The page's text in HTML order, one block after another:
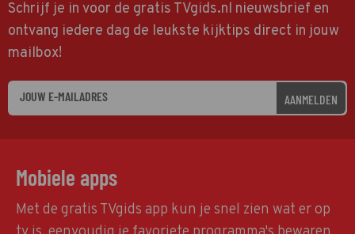
Schrijf je in voor de gratis TVgids.nl nieuwsbrief en
ontvang iedere dag de leukste kijktips direct in jouw
mailbox!
AANMELDEN
Mobiele apps
Met de gratis TVgids app kun je snel zien wat er op